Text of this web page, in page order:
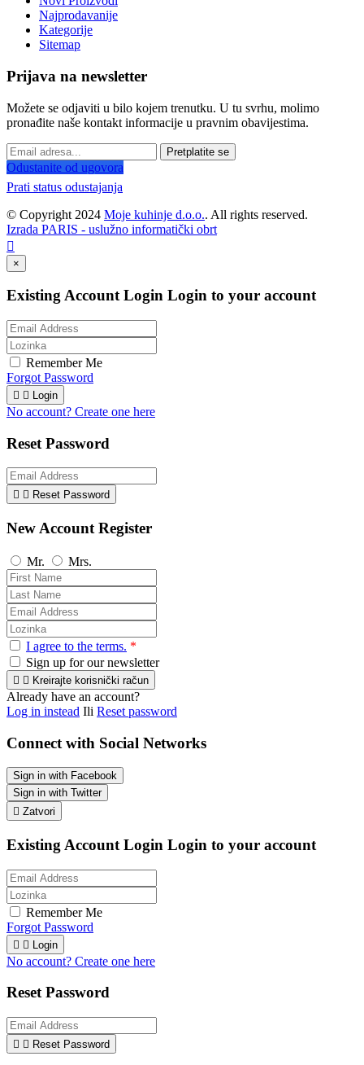
Najprodavanije
Kategorije
Sitemap
Prijava na newsletter
Možete se odjaviti u bilo kojem trenutku. U tu svrhu, molimo
pronađite naše kontakt informacije u pravnim obavijestima.
Pretplatite se
Odustanite od ugovora
Prati status odustajanja
© Copyright 2024 Moje kuhinje d.o.o.. All rights reserved.
Izrada PARIS - uslužno informatički obrt

×
Existing Account Login Login to your account
Remember Me
Forgot Password
  Login
No account? Create one here
Reset Password
  Reset Password
New Account Register
Mr. Mrs.
I agree to the terms. *
Sign up for our newsletter
  Kreirajte korisnički račun
Already have an account?
Log in instead Ili Reset password
Connect with Social Networks
Sign in with Facebook
Sign in with Twitter
 Zatvori
Existing Account Login Login to your account
Remember Me
Forgot Password
  Login
No account? Create one here
Reset Password
  Reset Password